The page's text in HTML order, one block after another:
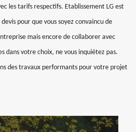
les tarifs respectifs. Etablissement LG est
pour que vous soyez convaincu de
mais encore de collaborer avec
dans votre choix, ne vous inquiétez pas.
des travaux performants pour votre projet